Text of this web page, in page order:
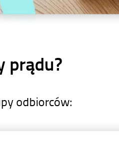
prądu?
odbiorców: